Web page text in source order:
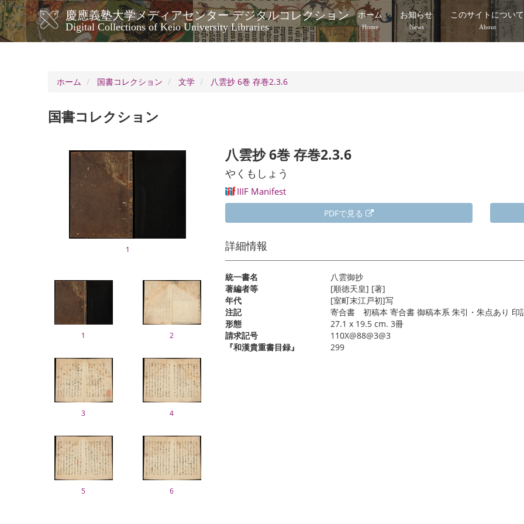
メ
イ
ン
コ
慶應義塾大学メディアセンター デジタルコレクション
Digital Collections of Keio University Libraries
メ
イ
ビ
ー
シ
ホーム
Home
お知らせ
News
このサイトについて
About
ホーム
国書コレクション 文学 八雲抄 6巻 存巻2.3.6
国書コレクション
1
1 2
3 4
5 6
八雲抄 6巻 存巻2.3.6
やくもしょう
IIIF Manifest
PDFで見る
詳細情報
統一書名
八雲御抄
著編者等
[順徳天皇] [著]
年代
[室町末江戸初]写
注記
寄合書 初稿本 寄合書 御稿本系 朱引・朱点あり 印
形態
27.1 x 19.5 cm. 3冊
請求記号
110X@88@3@3
『和漢貴重書目録』
299